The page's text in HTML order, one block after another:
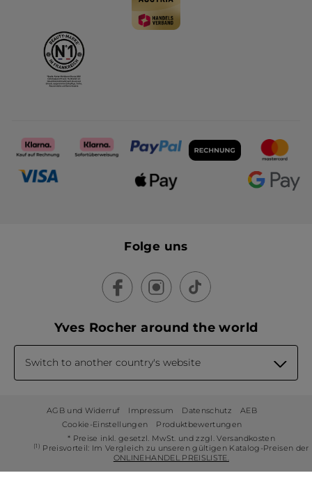
Folge uns
Yves Rocher around the world
Switch to another country's website
AGB und Widerruf Impressum Datenschutz
AEB
Cookie-Einstellungen
Produktbewertungen
* Preise inkl. gesetzl. MwSt. und zzgl. Versandkosten
(1) Preisvorteil: Im Vergleich zu unseren gültigen Katalog-Preisen der
ONLINEHANDEL PREISLISTE.